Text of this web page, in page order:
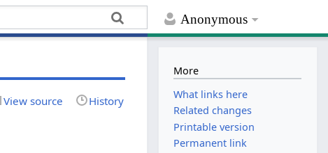
Anonymous
View source History
More
What links here
Related changes
Printable version
Permanent link